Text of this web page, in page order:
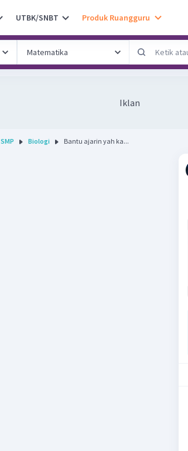
UTBK/SNBT Produk Ruangguru
Iklan
SMP Biologi Bantu ajarin yah ka...